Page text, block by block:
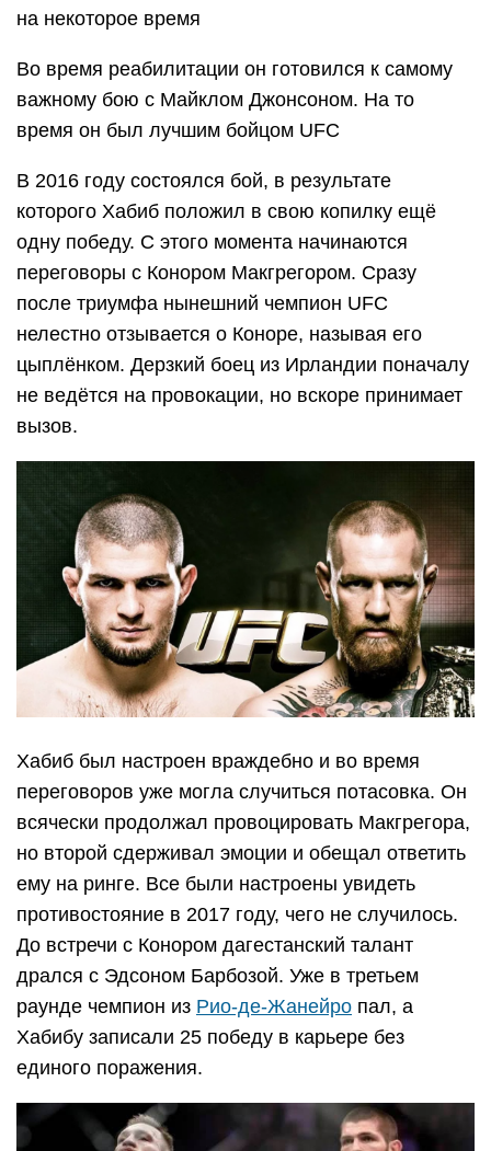
на некоторое время
Во время реабилитации он готовился к самому
важному бою с Майклом Джонсоном. На то
время он был лучшим бойцом UFC
В 2016 году состоялся бой, в результате
которого Хабиб положил в свою копилку ещё
одну победу. С этого момента начинаются
переговоры с Конором Макгрегором. Сразу
после триумфа нынешний чемпион UFC
нелестно отзывается о Коноре, называя его
цыплёнком. Дерзкий боец из Ирландии поначалу
не ведётся на провокации, но вскоре принимает
вызов.
Хабиб был настроен враждебно и во время
переговоров уже могла случиться потасовка. Он
всячески продолжал провоцировать Макгрегора,
но второй сдерживал эмоции и обещал ответить
ему на ринге. Все были настроены увидеть
противостояние в 2017 году, чего не случилось.
До встречи с Конором дагестанский талант
дрался с Эдсоном Барбозой. Уже в третьем
раунде чемпион из Рио-де-Жанейро пал, а
Хабибу записали 25 победу в карьере без
единого поражения.